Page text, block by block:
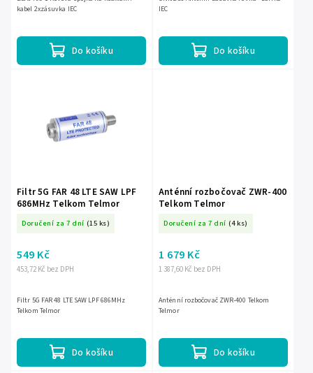
Do košíku
kabel 2xzásuvka IEC
Do košíku
IEC
Filtr 5G FAR 48 LTE SAW LPF
686MHz Telkom Telmor
Doručení za 7 dní (15 ks)
453,72 Kč bez DPH
549 Kč
Do košíku
Filtr 5G FAR 48 LTE SAW LPF 686MHz
Telkom Telmor
Anténní rozbočovač ZWR-400
Telkom Telmor
Doručení za 7 dní (4 ks)
1 387,60 Kč bez DPH
1 679 Kč
Do košíku
Anténní rozbočovač ZWR-400 Telkom
Telmor